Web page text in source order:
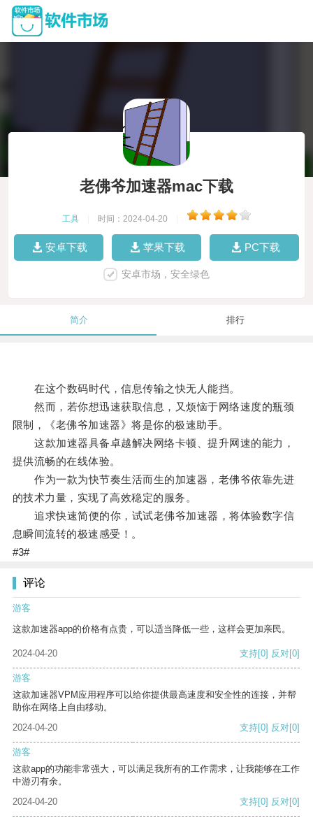
老佛爷加速器mac下载
工具 时间：2024-04-20
安卓下载 苹果下载 PC下载
安卓市场，安全绿色
简介 排行
在这个数码时代，信息传输之快无人能挡。
然而，若你想迅速获取信息，又烦恼于网络速度的瓶颈
限制，《老佛爷加速器》将是你的极速助手。
这款加速器具备卓越解决网络卡顿、提升网速的能力，
提供流畅的在线体验。
作为一款为快节奏生活而生的加速器，老佛爷依靠先进
的技术力量，实现了高效稳定的服务。
追求快速简便的你，试试老佛爷加速器，将体验数字信
息瞬间流转的极速感受！。
#3#
评论
游客
这款加速器app的价格有点贵，可以适当降低一些，这样会更加亲民。
2024-04-20 支持[0] 反对[0]
游客
这款加速器VPM应用程序可以给你提供最高速度和安全性的连接，并帮
助你在网络上自由移动。
2024-04-20
支持[0] 反对[0]
游客
这款app的功能非常强大，可以满足我所有的工作需求，让我能够在工作
中游刃有余。
2024-04-20
支持[0] 反对[0]